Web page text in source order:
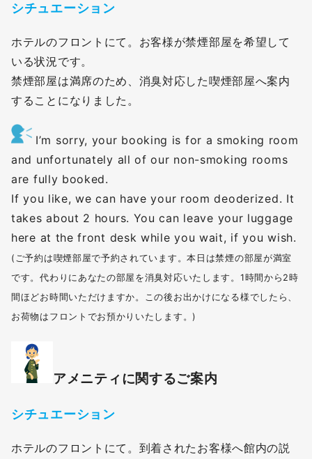
シチュエーション
ホテルのフロントにて。お客様が禁煙部屋を希望して
いる状況です。
禁煙部屋は満席のため、消臭対応した喫煙部屋へ案内
することになりました。
I’m sorry, your booking is for a smoking room
and unfortunately all of our non-smoking rooms
are fully booked.
If you like, we can have your room deoderized. It
takes about 2 hours. You can leave your luggage
here at the front desk while you wait, if you wish.
(ご予約は喫煙部屋で予約されています。本日は禁煙の部屋が満室
です。代わりにあなたの部屋を消臭対応いたします。1時間から2時
間ほどお時間いただけますか。この後お出かけになる様でしたら、
お荷物はフロントでお預かりいたします。)
アメニティに関するご案内
シチュエーション
ホテルのフロントにて。到着されたお客様へ館内の説